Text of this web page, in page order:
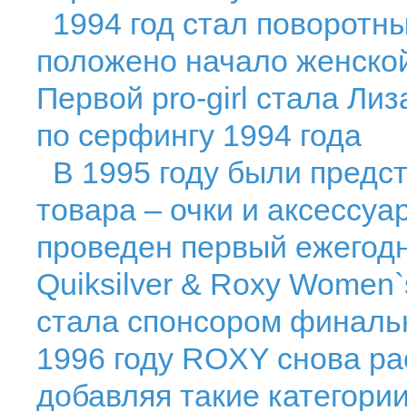
1994 год стал
положено начало
Первой pro-girl стала
по серфингу 1994 года
В 1995 году были
товара – очки и
проведен первый
Quiksilver & Roxy
стала спонсором
1996 году ROXY снова
добавляя такие